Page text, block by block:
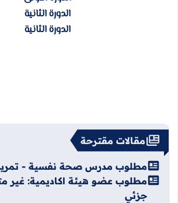
الدورة الثانية
الدورة الثانية
مقالات مقترحة
مطلوب مدرس صحة نفسية -
مطلوب عضو هيئة اكاديمية: غير
جزئي